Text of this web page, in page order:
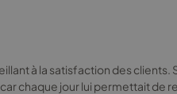
à la satisfaction des clients.
chaque jour lui permettait de